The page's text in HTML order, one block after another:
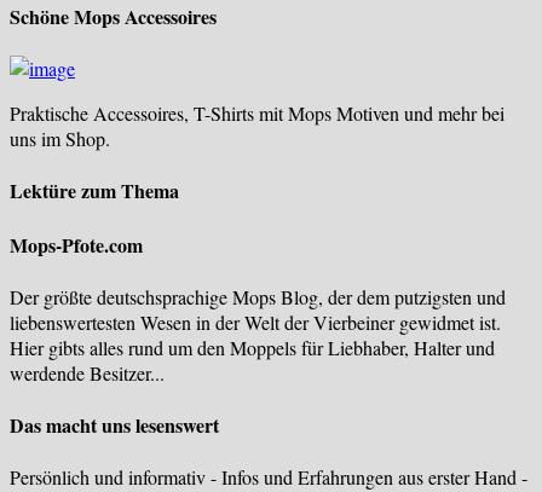
Schöne Mops Accessoires
Praktische Accessoires, T-Shirts mit Mops Motiven und mehr bei
uns im Shop.
Lektüre zum Thema
Mops-Pfote.com
Der größte deutschsprachige Mops Blog, der dem putzigsten und
liebenswertesten Wesen in der Welt der Vierbeiner gewidmet ist.
Hier gibts alles rund um den Moppels für Liebhaber, Halter und
werdende Besitzer...
Das macht uns lesenswert
Persönlich und informativ - Infos und Erfahrungen aus erster Hand -